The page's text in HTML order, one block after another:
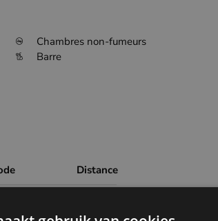
Chambres non-fumeurs
Barre
Distance